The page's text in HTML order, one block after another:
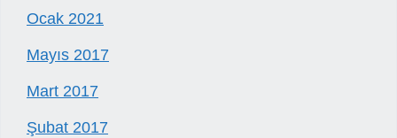
Ocak 2021
Mayıs 2017
Mart 2017
Şubat 2017